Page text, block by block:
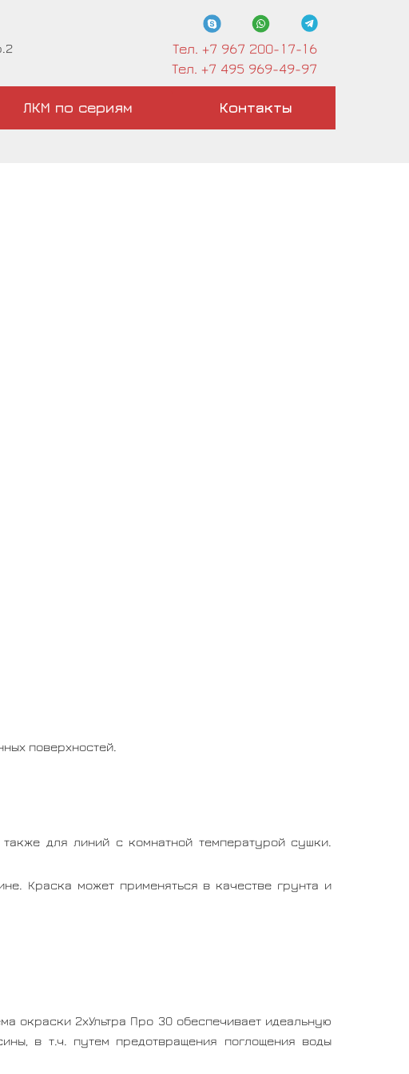
Тел. +7 967 200-17-16
Тел. +7 495 969-49-97
ЛКМ по сериям Контакты
поверхностей.
для линий с комнатной температурой сушки.
Краска может применяться в качестве грунта и
окраски 2хУльтра Про 30 обеспечивает идеальную
в т.ч. путем предотвращения поглощения воды